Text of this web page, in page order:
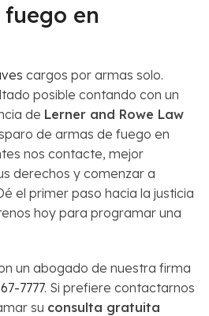
en
cargos por armas solo.
posible contando con un
de Lerner and Rowe Law
de armas de fuego en
nos contacte, mejor
derechos y comenzar a
el primer paso hacia la justicia
hoy para programar una
un abogado de nuestra firma
7777. Si prefiere contactarnos
su consulta gratuita